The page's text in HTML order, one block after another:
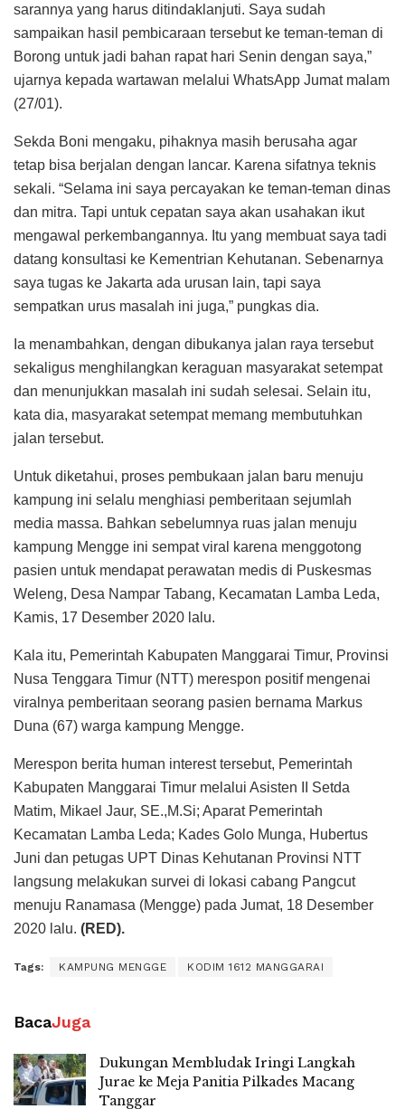
sarannya yang harus ditindaklanjuti. Saya sudah
sampaikan hasil pembicaraan tersebut ke teman-teman di
Borong untuk jadi bahan rapat hari Senin dengan saya,”
ujarnya kepada wartawan melalui WhatsApp Jumat malam
(27/01).
Sekda Boni mengaku, pihaknya masih berusaha agar
tetap bisa berjalan dengan lancar. Karena sifatnya teknis
sekali. “Selama ini saya percayakan ke teman-teman dinas
dan mitra. Tapi untuk cepatan saya akan usahakan ikut
mengawal perkembangannya. Itu yang membuat saya tadi
datang konsultasi ke Kementrian Kehutanan. Sebenarnya
saya tugas ke Jakarta ada urusan lain, tapi saya
sempatkan urus masalah ini juga,” pungkas dia.
Ia menambahkan, dengan dibukanya jalan raya tersebut
sekaligus menghilangkan keraguan masyarakat setempat
dan menunjukkan masalah ini sudah selesai. Selain itu,
kata dia, masyarakat setempat memang membutuhkan
jalan tersebut.
Untuk diketahui, proses pembukaan jalan baru menuju
kampung ini selalu menghiasi pemberitaan sejumlah
media massa. Bahkan sebelumnya ruas jalan menuju
kampung Mengge ini sempat viral karena menggotong
pasien untuk mendapat perawatan medis di Puskesmas
Weleng, Desa Nampar Tabang, Kecamatan Lamba Leda,
Kamis, 17 Desember 2020 lalu.
Kala itu, Pemerintah Kabupaten Manggarai Timur, Provinsi
Nusa Tenggara Timur (NTT) merespon positif mengenai
viralnya pemberitaan seorang pasien bernama Markus
Duna (67) warga kampung Mengge.
Merespon berita human interest tersebut, Pemerintah
Kabupaten Manggarai Timur melalui Asisten II Setda
Matim, Mikael Jaur, SE.,M.Si; Aparat Pemerintah
Kecamatan Lamba Leda; Kades Golo Munga, Hubertus
Juni dan petugas UPT Dinas Kehutanan Provinsi NTT
langsung melakukan survei di lokasi cabang Pangcut
menuju Ranamasa (Mengge) pada Jumat, 18 Desember
2020 lalu. (RED).
Tags: KAMPUNG MENGGE KODIM 1612 MANGGARAI
BacaJuga
Dukungan Membludak Iringi Langkah
Jurae ke Meja Panitia Pilkades Macang
Tanggar